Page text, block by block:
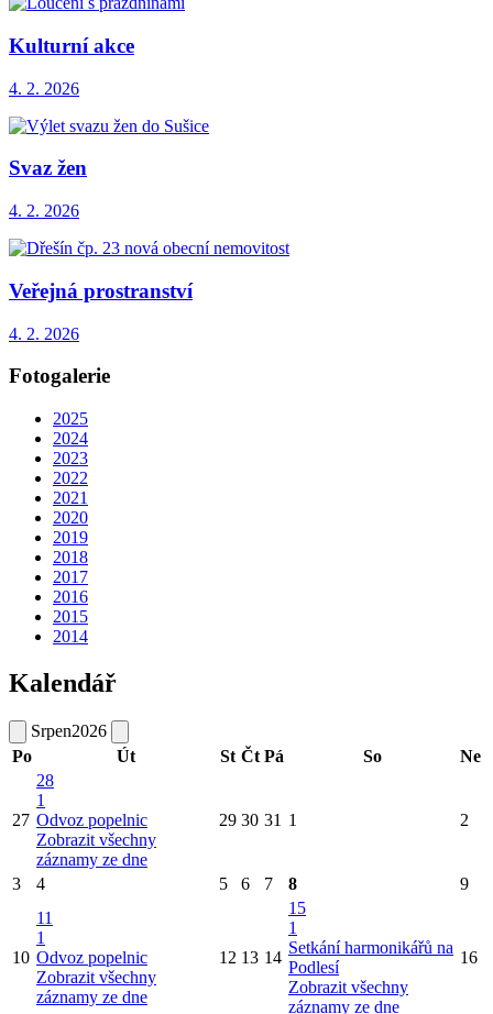
Kulturní akce
4. 2. 2026
Svaz žen
4. 2. 2026
Veřejná prostranství
4. 2. 2026
Fotogalerie
2025
2024
2023
2022
2021
2020
2019
2018
2017
2016
2015
2014
Kalendář
Srpen2026
Po
Út St Čt Pá So Ne
27
28
1
Odvoz popelnic
Zobrazit všechny
záznamy ze dne
29 30 31 1 2
3 4 5 6 7 8 9
10
11
1
Odvoz popelnic
Zobrazit všechny
záznamy ze dne
12 13 14
15
1
Setkání harmonikářů na
Podlesí
Zobrazit všechny
záznamy ze dne
16